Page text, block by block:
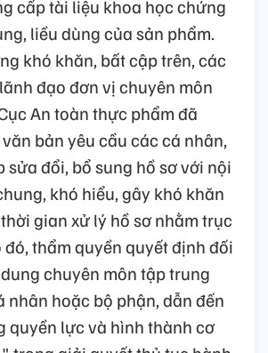
cấp tài liệu khoa học chứng
liều dùng của sản phẩm.
khó khăn, bất cập trên, các
đạo đơn vị chuyên môn
An toàn thực phẩm đã
bản yêu cầu các cá nhân,
sửa đổi, bổ sung hồ sơ với nội
khó hiểu, gây khó khăn
gian xử lý hồ sơ nhằm trục
đó, thẩm quyền quyết định đối
chuyên môn tập trung
nhân hoặc bộ phận, dẫn đến
quyền lực và hình thành cơ